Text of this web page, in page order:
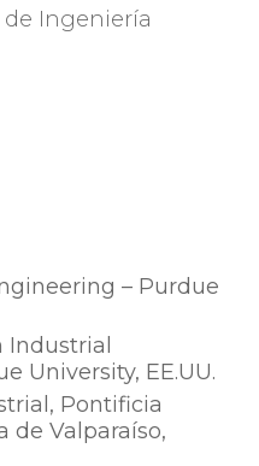
de Ingeniería
– Purdue
Industrial
University, EE.UU.
Pontificia
de Valparaíso,